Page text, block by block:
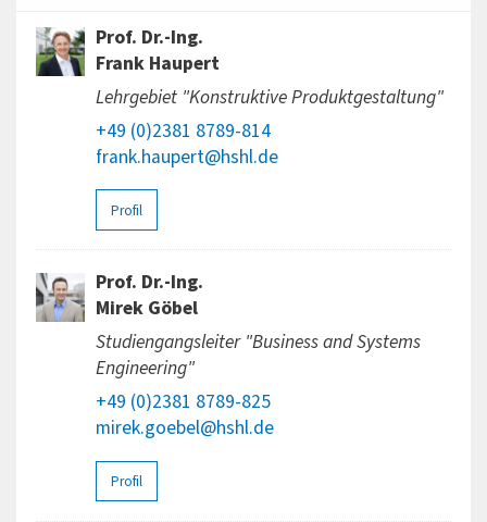
Prof. Dr.-Ing.
Frank Haupert
Lehrgebiet "Konstruktive Produktgestaltung"
+49 (0)2381 8789-814
frank.haupert@hshl.de
Profil
Prof. Dr.-Ing.
Mirek Göbel
Studiengangsleiter "Business and Systems
Engineering"
+49 (0)2381 8789-825
mirek.goebel@hshl.de
Profil